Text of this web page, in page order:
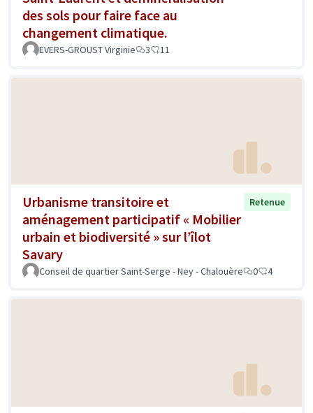
des sols pour faire face au
changement climatique.
EVERS-GROUST Virginie 3 11
Urbanisme transitoire et
aménagement participatif « Mobilier
urbain et biodiversité » sur l’îlot
Savary
Retenue
Conseil de quartier Saint-Serge - Ney - Chalouère 0 4